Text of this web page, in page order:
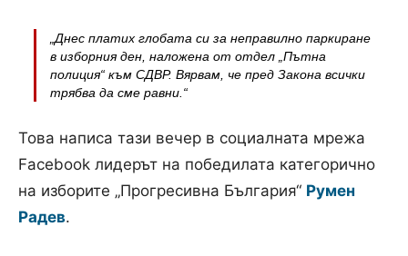
„Днес платих глобата си за неправилно паркиране
в изборния ден, наложена от отдел „Пътна
полиция“ към СДВР. Вярвам, че пред Закона всички
трябва да сме равни.“
Това написа тази вечер в социалната мрежа
Facebook лидерът на победилата категорично
на изборите „Прогресивна България“ Румен
Радев.